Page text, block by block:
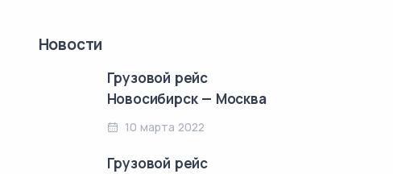
Новости
Грузовой рейс
Новосибирск — Москва
10 марта 2022
Грузовой рейс